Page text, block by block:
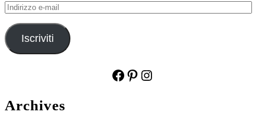
Indirizzo
e-
mail
Iscriviti
Facebook
Pinterest
Instagram
Archives